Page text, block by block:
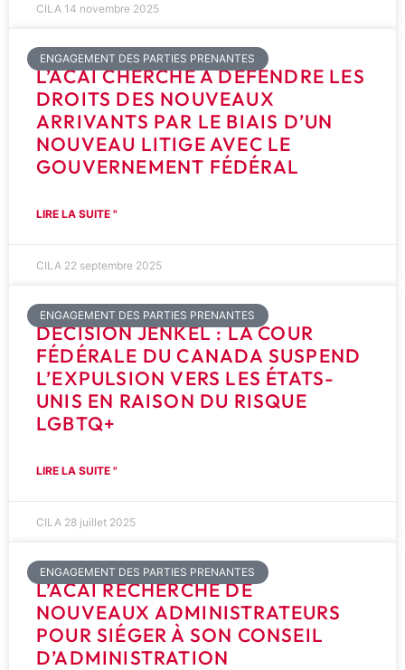
CILA 14 novembre 2025
ENGAGEMENT DES PARTIES PRENANTES
L’ACAI CHERCHE À DÉFENDRE LES
DROITS DES NOUVEAUX
ARRIVANTS PAR LE BIAIS D’UN
NOUVEAU LITIGE AVEC LE
GOUVERNEMENT FÉDÉRAL
LIRE LA SUITE "
CILA 22 septembre 2025
ENGAGEMENT DES PARTIES PRENANTES
DÉCISION JENKEL : LA COUR
FÉDÉRALE DU CANADA SUSPEND
L’EXPULSION VERS LES ÉTATS-
UNIS EN RAISON DU RISQUE
LGBTQ+
LIRE LA SUITE "
CILA 28 juillet 2025
ENGAGEMENT DES PARTIES PRENANTES
L’ACAI RECHERCHE DE
NOUVEAUX ADMINISTRATEURS
POUR SIÉGER À SON CONSEIL
D’ADMINISTRATION